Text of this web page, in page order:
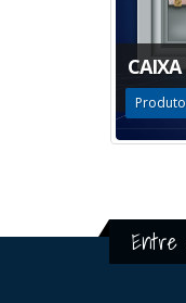
Entre